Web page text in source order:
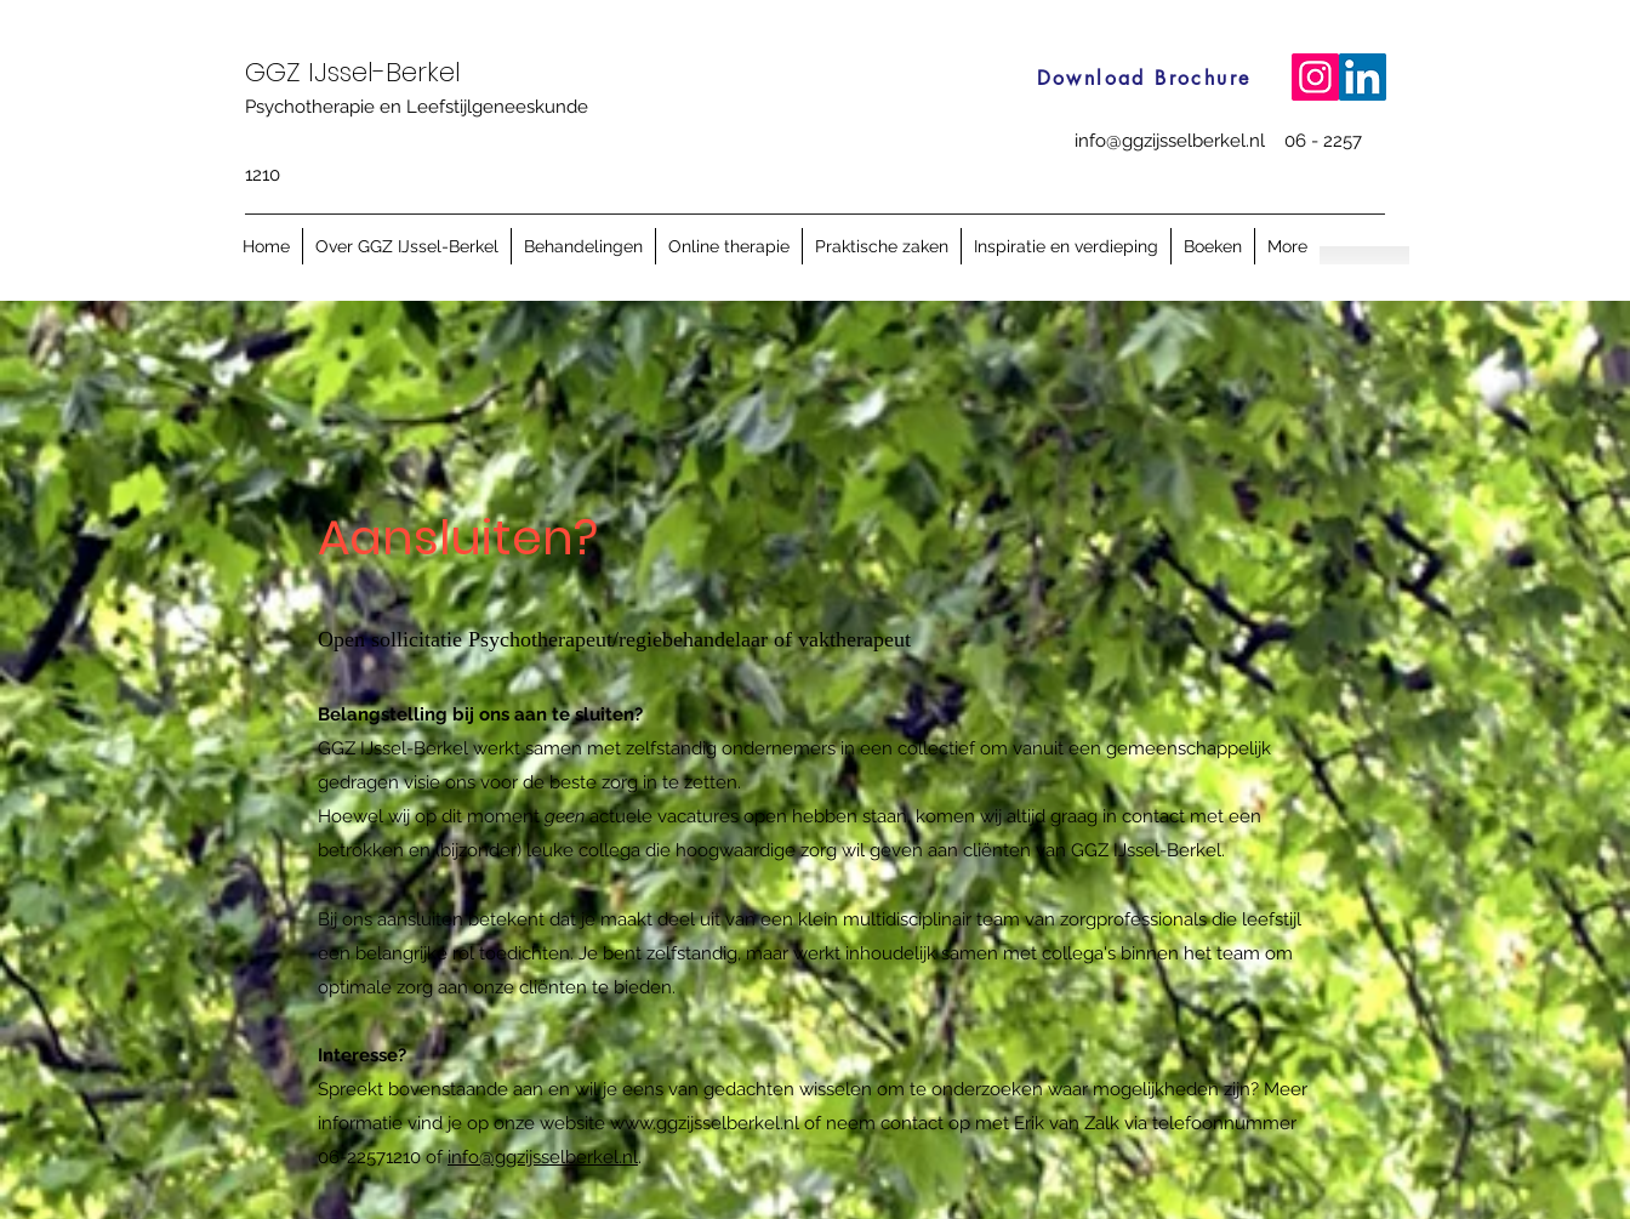
GGZ IJssel-Berkel
Psychotherapie en Leefstijlgeneeskunde
info@ggzijsselberkel.nl 06 - 2257
1210
Download Brochure
Home Over GGZ IJssel-Berkel Behandelingen Online therapie Praktische zaken Inspiratie en verdieping Boeken More
Aansluiten?
Open sollicitatie Psychotherapeut/regiebehandelaar of vaktherapeut
Belangstelling bij ons aan te sluiten?
GGZ IJssel-Berkel werkt samen met zelfstandig ondernemers in een collectief om vanuit een gemeenschappelijk
gedragen visie ons voor de beste zorg in te zetten.
Hoewel wij op dit momentgeenactuele vacatures open hebben staan, komen wij altijd graag in contact met een
betrokken en (bijzonder) leuke collega die hoogwaardige zorg wil geven aan cliënten van GGZ IJssel-Berkel.
Bij ons aansluiten betekent dat je maakt deel uit van een klein multidisciplinair team van zorgprofessionals die leefstijl
een belangrijke rol toedichten. Je bent zelfstandig, maar werkt inhoudelijk samen met collega's binnen het team om
optimale zorg aan onze cliënten te bieden.
Interesse?
Spreekt bovenstaande aan en wil je eens van gedachten wisselen om te onderzoeken waar mogelijkheden zijn? Meer
informatie vind je op onze websitewww.ggzijsselberkel.nlof neem contact op met Erik van Zalk via telefoonnummer
06-22571210 ofinfo@ggzijsselberkel.nl.